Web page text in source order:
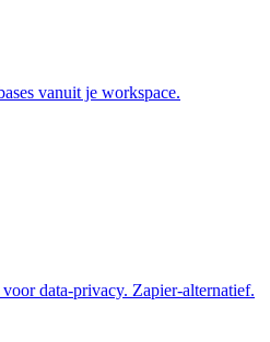
vanuit je workspace.
data-privacy. Zapier-alternatief.